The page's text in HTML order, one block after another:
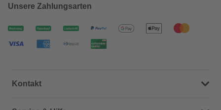
Unsere Zahlungsarten
Kontakt